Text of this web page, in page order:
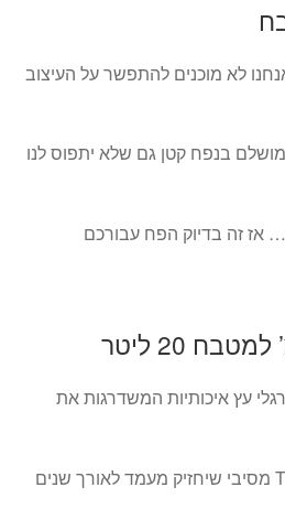
לא מוכנים להתפשר על העיצוב
בנפח קטן גם שלא יתפוס לנו
… אז זה בדיוק הפח עבורכם
עץ איכותיות המשדרגות את